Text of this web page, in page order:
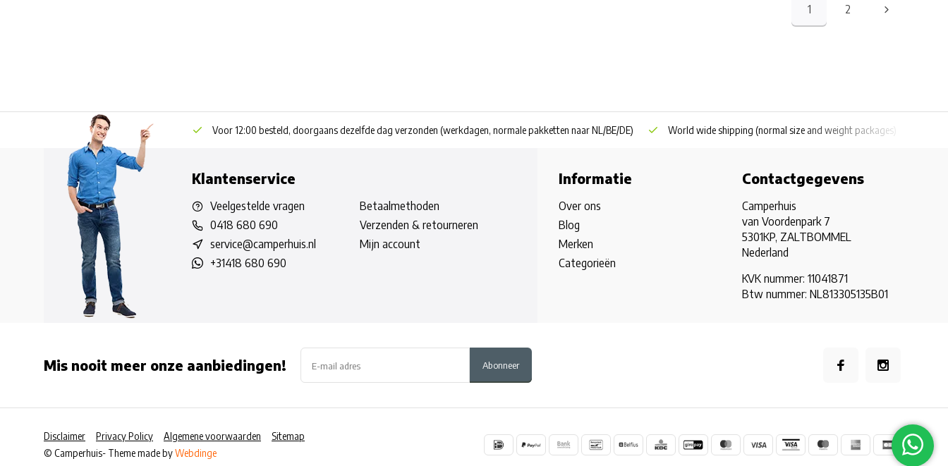
1 2
Voor 12:00 besteld, doorgaans dezelfde dag verzonden (werkdagen, normale pakketten naar NL/BE/DE) World wide shipping (normal size and weight packages)
Klantenservice
Veelgestelde vragen
0418 680 690
service@camperhuis.nl
+31418 680 690
Betaalmethoden
Verzenden & retourneren
Mijn account
Informatie
Over ons
Blog
Merken
Categorieën
Contactgegevens
Camperhuis
van Voordenpark 7
5301KP, ZALTBOMMEL
Nederland
KVK nummer: 11041871
Btw nummer: NL813305135B01
Mis nooit meer onze aanbiedingen! Abonneer
Disclaimer Privacy Policy Algemene voorwaarden
Sitemap
© Camperhuis- Theme made byWebdinge